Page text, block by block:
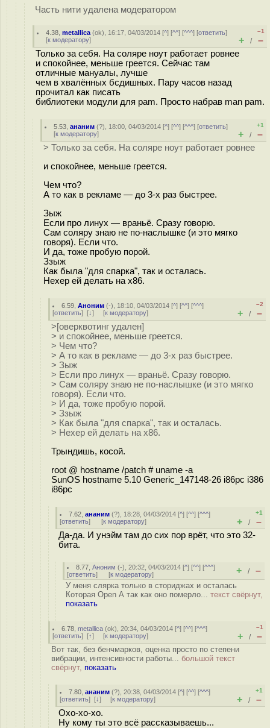
Часть нити удалена модератором
4.38 ,metallica (ok), 16:17, 04/03/2014 [^] [^^] [^^^] [ответить]
[к модератору]
–1
+ / –
Только за себя. На соляре ноут работает ровнее
и спокойнее, меньше греется. Сейчас там
отличные мануалы, лучше
чем в хвалённых бсдишных. Пару часов назад
прочитал как писать
библиотеки модули для pam. Просто набрав man pam.
5.53 ,ананим (?), 18:00, 04/03/2014 [^] [^^] [^^^] [ответить]
[к модератору]
+1
+ / –
> Только за себя. На соляре ноут работает ровнее
и спокойнее, меньше греется.
Чем что?
А то как в рекламе — до 3-х раз быстрее.
Зыж
Если про линух — враньё. Сразу говорю.
Сам соляру знаю не по-наслышке (и это мягко
говоря). Если что.
И да, тоже пробую порой.
Ззыж
Как была "для спарка", так и осталась.
Нехер ей делать на х86.
6.59 ,Аноним (-), 18:10, 04/03/2014 [^] [^^] [^^^]
[ответить] [↓] [к модератору]
–2
+ / –
>[оверквотинг удален]
> и спокойнее, меньше греется.
> Чем что?
> А то как в рекламе — до 3-х раз быстрее.
> Зыж
> Если про линух — враньё. Сразу говорю.
> Сам соляру знаю не по-наслышке (и это мягко
говоря). Если что.
> И да, тоже пробую порой.
> Ззыж
> Как была "для спарка", так и осталась.
> Нехер ей делать на х86.
Трындишь, косой.
root @ hostname /patch # uname -a
SunOS hostname 5.10 Generic_147148-26 i86pc i386
i86pc
7.62 ,ананим (?), 18:28, 04/03/2014 [^] [^^] [^^^]
[ответить] [к модератору]
+1
+ / –
Да-да. И унэйм там до сих пор врёт, что это 32-
бита.
8.77 ,Аноним (-), 20:32, 04/03/2014 [^] [^^] [^^^]
[ответить] [к модератору] + / –
У меня слярка только в сториджах и осталась
Которая Open А так как оно померло... текст свёрнут,
показать
6.78 ,metallica (ok), 20:34, 04/03/2014 [^] [^^] [^^^]
[ответить] [↑] [к модератору]
–1
+ / –
Вот так, без бенчмарков, оценка просто по степени
вибрации, интенсивности работы... большой текст
свёрнут, показать
7.80 ,ананим (?), 20:38, 04/03/2014 [^] [^^] [^^^]
[ответить] [↓] [к модератору]
+1
+ / –
Охо-хо-хо.
Ну кому ты это всё рассказываешь...